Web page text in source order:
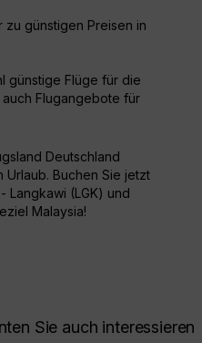
zu günstigen Preisen in
günstige Flüge für die
Flugangebote für
Deutschland
Urlaub. Buchen Sie jetzt
Langkawi (LGK) und
Malaysia!
Sie auch interessieren